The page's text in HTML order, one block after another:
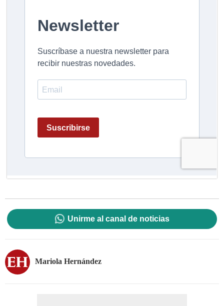
Unirme al canal de noticias
Mariola Hernández